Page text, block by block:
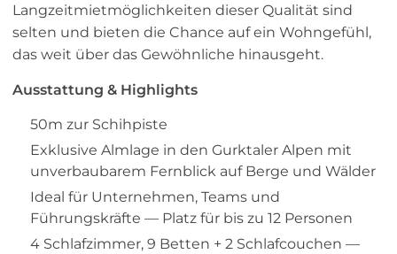
Langzeitmietmöglichkeiten dieser Qualität sind
selten und bieten die Chance auf ein Wohngefühl,
das weit über das Gewöhnliche hinausgeht.
Ausstattung & Highlights
50m zur Schihpiste
Exklusive Almlage in den Gurktaler Alpen mit
unverbaubarem Fernblick auf Berge und Wälder
Ideal für Unternehmen, Teams und
Führungskräfte — Platz für bis zu 12 Personen
4 Schlafzimmer, 9 Betten + 2 Schlafcouchen —